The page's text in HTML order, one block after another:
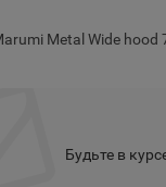
Metal Wide hood
Будьте в